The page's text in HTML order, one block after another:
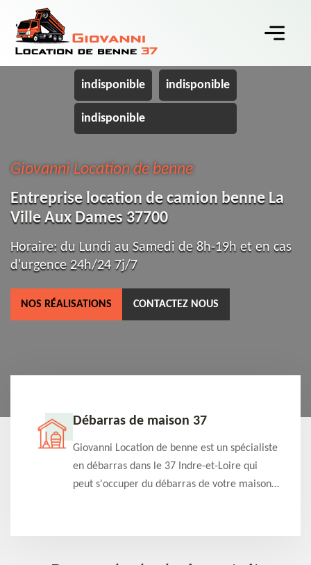
indisponible indisponible
indisponible
Giovanni Location de benne
Entreprise location de camion benne La
Ville Aux Dames 37700
Horaire: du Lundi au Samedi de 8h-19h et en cas
d'urgence 24h/24 7j/7
NOS RÉALISATIONS CONTACTEZ NOUS
Débarras de maison 37
Giovanni Location de benne est un spécialiste
en débarras dans le 37 Indre-et-Loire qui
peut s'occuper du débarras de votre maison